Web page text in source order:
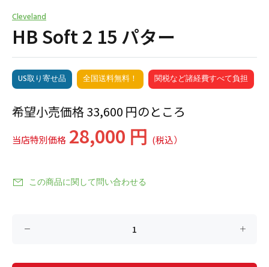
Cleveland
HB Soft 2 15 パター
US取り寄せ品 全国送料無料！ 関税など諸経費すべて負担
希望小売価格 33,600 円のところ
当店特別価格 28,000 円 (税込）
この商品に関して問い合わせる